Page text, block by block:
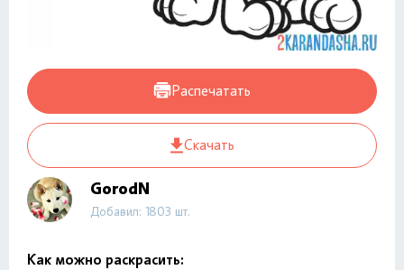
Распечатать
Скачать
GorodN
Добавил: 1803 шт.
Как можно раскрасить: